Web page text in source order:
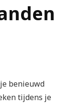
benieuwd
tijdens je